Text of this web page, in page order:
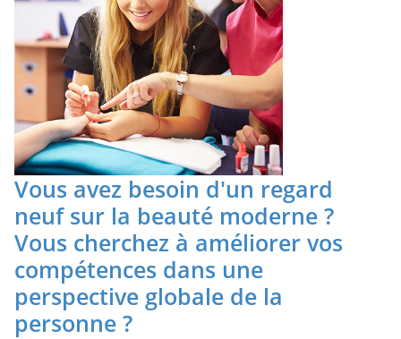
Vous avez besoin d'un regard
neuf sur la beauté moderne ?
Vous cherchez à améliorer vos
compétences dans une
perspective globale de la
personne ?